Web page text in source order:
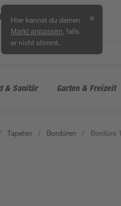
Hier kannst du deinen
Markt anpassen , falls
er nicht stimmt.
✕
& Sanitär Garten & Freizeit
Tapeten / Bordüren / Bordüre